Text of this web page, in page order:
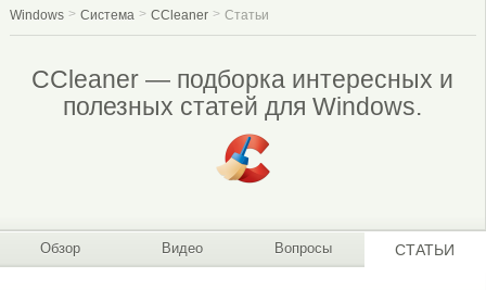
Windows Система CCleaner Статьи
CCleaner — подборка интересных и
полезных статей для Windows.
Обзор Видео Вопросы СТАТЬИ